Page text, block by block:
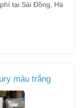
tại Sài Đồng, Hà
màu trắng